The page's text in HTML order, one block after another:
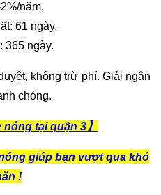
năm.
61 ngày.
365 ngày.
không trừ phí. Giải ngân
chóng.
nóng tại quận 3】
giúp bạn vượt qua khó
!